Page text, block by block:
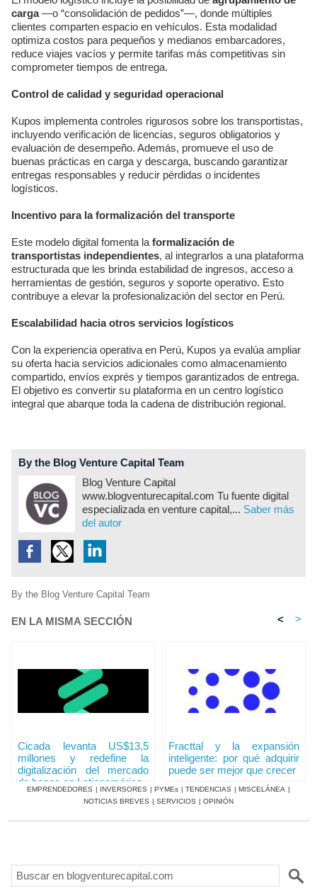
carga—o “consolidación de pedidos”—, donde múltiples
clientes comparten espacio en vehículos. Esta modalidad
optimiza costos para pequeños y medianos embarcadores,
reduce viajes vacíos y permite tarifas más competitivas sin
comprometer tiempos de entrega.
Control de calidad y seguridad operacional
Kupos implementa controles rigurosos sobre los transportistas,
incluyendo verificación de licencias, seguros obligatorios y
evaluación de desempeño. Además, promueve el uso de
buenas prácticas en carga y descarga, buscando garantizar
entregas responsables y reducir pérdidas o incidentes
logísticos.
Incentivo para la formalización del transporte
Este modelo digital fomenta la formalización de
transportistas independientes, al integrarlos a una plataforma
estructurada que les brinda estabilidad de ingresos, acceso a
herramientas de gestión, seguros y soporte operativo. Esto
contribuye a elevar la profesionalización del sector en Perú.
Escalabilidad hacia otros servicios logísticos
Con la experiencia operativa en Perú, Kupos ya evalúa ampliar
su oferta hacia servicios adicionales como almacenamiento
compartido, envíos exprés y tiempos garantizados de entrega.
El objetivo es convertir su plataforma en un centro logístico
integral que abarque toda la cadena de distribución regional.
By the Blog Venture Capital Team
Blog Venture Capital
www.blogventurecapital.com Tu fuente digital
especializada en venture capital,... Saber más
del autor
By the Blog Venture Capital Team
EN LA MISMA SECCIÓN < >
Cicada levanta US$13,5
millones y redefine la
digitalización del mercado
de bonos en Latinoamérica
Fracttal y la expansión
inteligente: por qué adquirir
puede ser mejor que crecer
EMPRENDEDORES | INVERSORES | PYMEs | TENDENCIAS | MISCELÁNEA |
NOTICIAS BREVES | SERVICIOS | OPINIÓN